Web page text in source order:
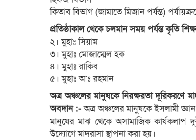
কিতাব বিভাগ (জামাতে মিজান পর্যন্ত)
প্রতিষ্ঠাকাল থেকে চলমান সময় পর্যন্ত কৃতি
২। মুহাঃ সিয়াম
৩। মুহাঃ মোজাম্মেল হক
৪। মুহাঃ রাকিব
৫। মুহাঃ আঃ রহমান
অত্র অঞ্চলের মানুষকে নিরক্ষরতা দূরিকরণে
অবদান :-অত্র অঞ্চলের মানুষকে ইসলামী
মানুষের মাঝ থেকে অসামাজিক কার্যকলাপ
উদ্যোগে মাদরাসা স্থাপনা করা হয়।